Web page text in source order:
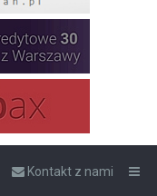
Kontakt z nami